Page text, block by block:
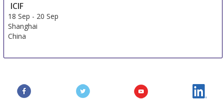
ICIF
18 Sep - 20 Sep
Shanghai
China